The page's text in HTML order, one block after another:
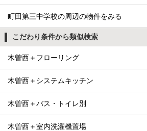
町田第三中学校の周辺の物件をみる
こだわり条件から類似検索
木曽西＋フローリング
木曽西＋システムキッチン
木曽西＋バス・トイレ別
木曽西＋室内洗濯機置場